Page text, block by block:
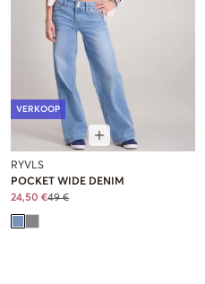
VERKOOP
RYVLS
POCKET WIDE DENIM
24,50 €49 €